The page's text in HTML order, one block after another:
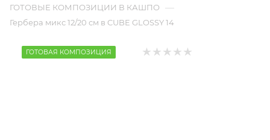
ГОТОВЫЕ КОМПОЗИЦИИ В КАШПО —
Гербера микс 12/20 см в CUBE GLOSSY 14
ГОТОВАЯ КОМПОЗИЦИЯ